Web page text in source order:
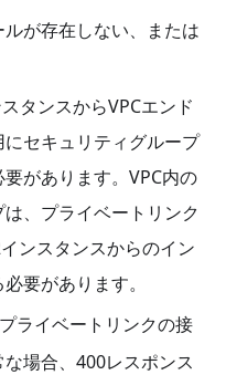
が存在しない、または
タンスからVPCエンド
セキュリティグループ
があります。VPC内の
、プライベートリンク
ンスタンスからのイン
要があります。
ライベートリンクの接
場合、400レスポンス